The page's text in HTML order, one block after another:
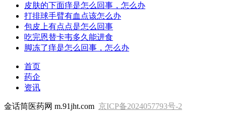
皮肤的下面痒是怎么回事，怎么办
打排球手臂有血点该怎么办
包皮上有点点是怎么回事
吃完恩替卡韦多久能进食
脚冻了痒是怎么回事，怎么办
首页
药企
资讯
金话筒医药网 m.91jht.com 京ICP备2024057793号-2